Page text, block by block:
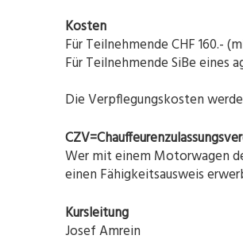
Kosten
Für Teilnehmende CHF 160.-
Für Teilnehmende SiBe eines
Die Verpflegungskosten
Wer mit einem Motorwagen
einen Fähigkeitsausweis
Kursleitung
Josef Amrein